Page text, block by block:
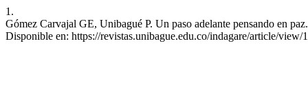
1.
Gómez Carvajal GE, Unibagué P. Un paso adelante pensando en
Disponible en: https://revistas.unibague.edu.co/indagare/article/view/